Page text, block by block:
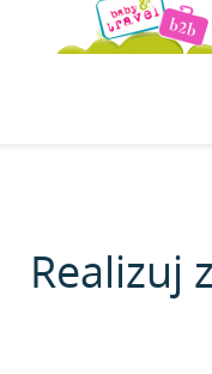
Realizuj